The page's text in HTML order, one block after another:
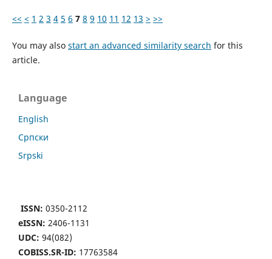
<< < 1 2 3 4 5 6 7 8 9 10 11 12 13 > >>
You may also start an advanced similarity search for this
article.
Language
English
Cрпски
Srpski
ISSN: 0350-2112
eISSN: 2406-1131
UDC: 94(082)
COBISS.SR-ID: 17763584